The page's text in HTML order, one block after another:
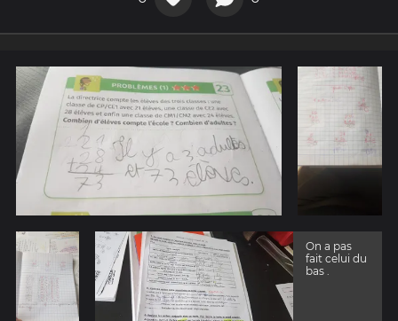
On a pas
fait celui du
bas .